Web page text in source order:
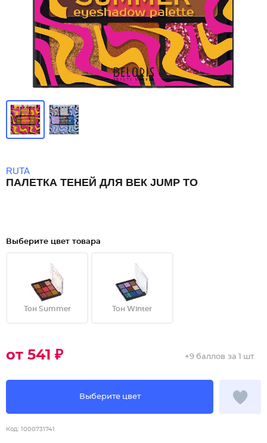
RUTA
ПАЛЕТКА ТЕНЕЙ ДЛЯ ВЕК JUMP TO
Выберите цвет товара
Тон Summer Тон Winter
от 541 ₽
Выберите цвет
+9 баллов за 1 шт.
Код: 1000731741